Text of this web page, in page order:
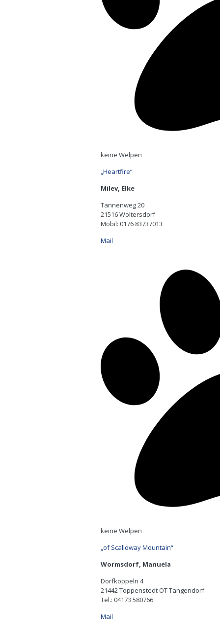
keine Welpen
„Heartfire“
Milev, Elke
Tannenweg 20
21516 Woltersdorf
Mobil: 0176 83737013
Mail
keine Welpen
„of Scalloway Mountain“
Wormsdorf, Manuela
Dorfkoppeln 4
21442 Toppenstedt OT Tangendorf
Tel.: 04173 580766
Mail